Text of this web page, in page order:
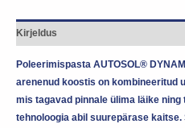
Kirjeldus
Poleerimispasta AUTOSOL®
arenenud koostis on kombineeritud
mis tagavad pinnale ülima läike
tehnoloogia abil suurepärase kaitse.